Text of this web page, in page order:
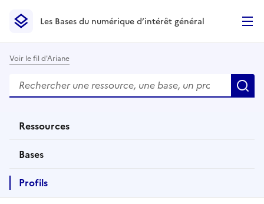
Les Bases du numérique d’intérêt général- Retour à la
Les Bases du numérique d’intérêt général
Voir le fil d'Ariane
Rechercher
Des résultats de recherche apparaissent
Ressources
éléments
Bases
éléments
Profils
éléments